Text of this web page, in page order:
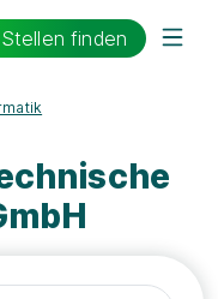
Stellen finden